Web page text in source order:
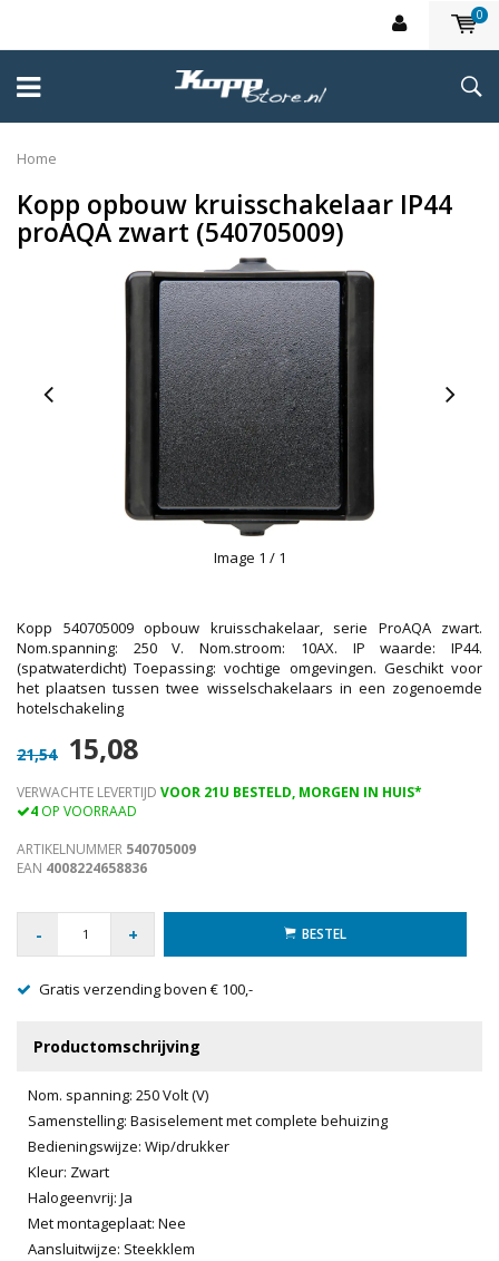
0
Home
Kopp opbouw kruisschakelaar IP44
proAQA zwart (540705009)
Image 1 / 1
Kopp 540705009 opbouw kruisschakelaar, serie ProAQA zwart.
Nom.spanning: 250 V. Nom.stroom: 10AX. IP waarde: IP44.
(spatwaterdicht) Toepassing: vochtige omgevingen. Geschikt voor
het plaatsen tussen twee wisselschakelaars in een zogenoemde
hotelschakeling
21,54 15,08
VERWACHTE LEVERTIJD VOOR 21U BESTELD, MORGEN IN HUIS*
4 OP VOORRAAD
ARTIKELNUMMER 540705009
EAN 4008224658836
- + BESTEL
Gratis verzending boven € 100,-
Productomschrijving
Nom. spanning: 250 Volt (V)
Samenstelling: Basiselement met complete behuizing
Bedieningswijze: Wip/drukker
Kleur: Zwart
Halogeenvrij: Ja
Met montageplaat: Nee
Aansluitwijze: Steekklem